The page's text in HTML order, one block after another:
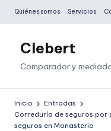
Saltar
contenido
Quiénes somos Servicios
Clebert
Comparador y
Inicio
Entradas
Correduría de seguros por
seguros en Monasterio